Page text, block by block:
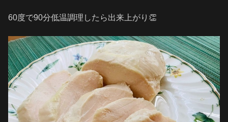
60度で90分低温調理したら出来上がり👏